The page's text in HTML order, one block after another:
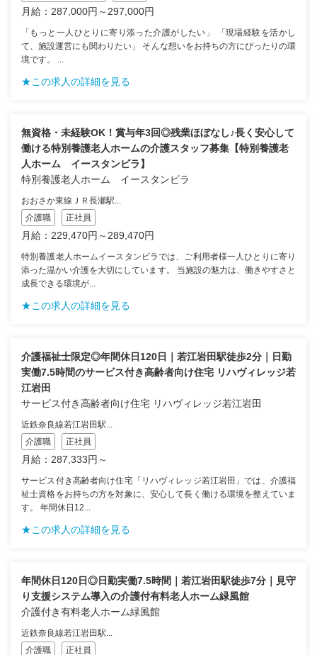
月給：287,000円～297,000円
「もっと一人ひとりに寄り添った介護がしたい」 「現場経験を活かし
て、施設運営にも関わりたい」 そんな想いをお持ちの方にぴったりの環
境です。 ...
★この求人の詳細を見る
無資格・未経験OK！賞与年3回◎残業ほぼなし♪長く安心して
働ける特別養護老人ホームの介護スタッフ募集【特別養護老
人ホーム イースタンビラ】
特別養護老人ホーム イースタンビラ
おおさか東線ＪＲ長瀬駅...
介護職
正社員
月給：229,470円～289,470円
特別養護老人ホームイースタンビラでは、ご利用者様一人ひとりに寄り
添った温かい介護を大切にしています。 当施設の魅力は、働きやすさと
成長できる環境が...
★この求人の詳細を見る
介護福祉士限定◎年間休日120日｜若江岩田駅徒歩2分｜日勤
実働7.5時間のサービス付き高齢者向け住宅 リハヴィレッジ若
江岩田
サービス付き高齢者向け住宅 リハヴィレッジ若江岩田
近鉄奈良線若江岩田駅...
介護職
正社員
月給：287,333円～
サービス付き高齢者向け住宅「リハヴィレッジ若江岩田」では、介護福
祉士資格をお持ちの方を対象に、安心して長く働ける環境を整えていま
す。 年間休日12...
★この求人の詳細を見る
年間休日120日◎日勤実働7.5時間｜若江岩田駅徒歩7分｜見守
り支援システム導入の介護付有料老人ホーム緑風館
介護付き有料老人ホーム緑風館
近鉄奈良線若江岩田駅...
介護職
正社員